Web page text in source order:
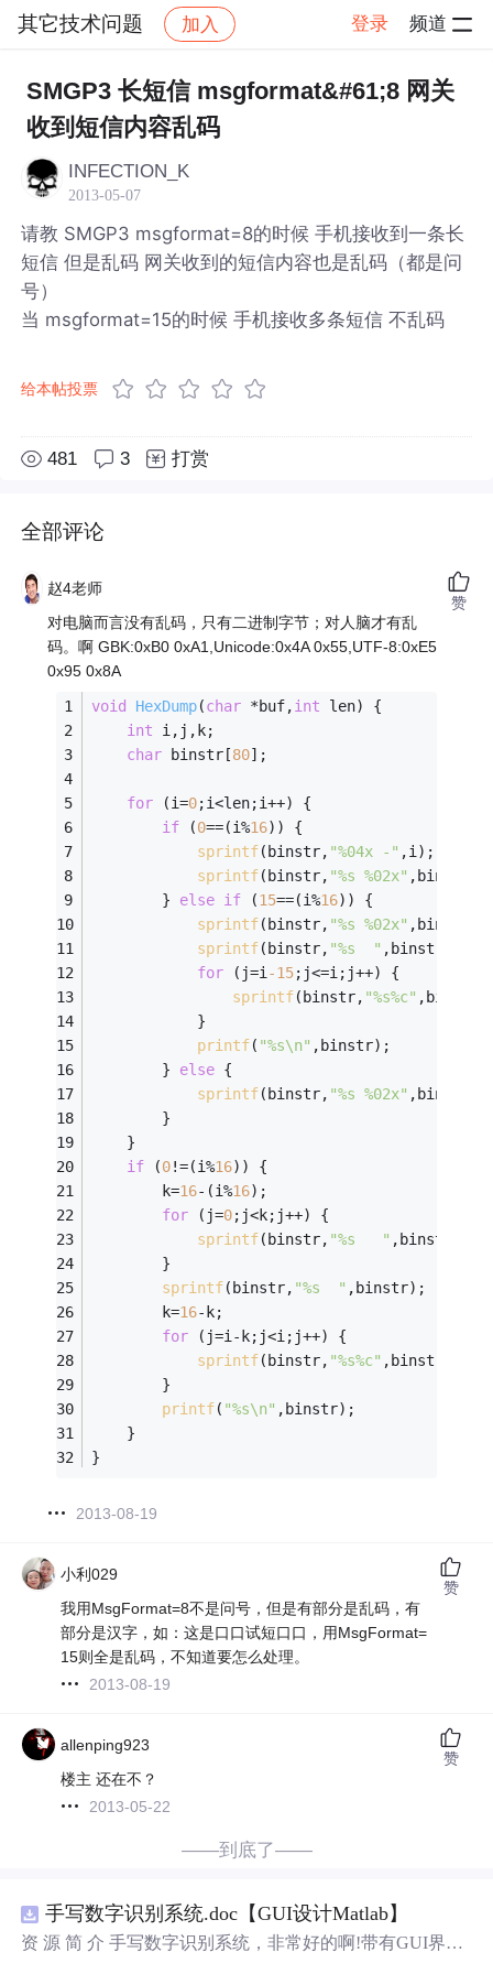
其它技术问题 加入 登录 频道
社区 其它技术问题 帖子详情
SMGP3 长短信 msgformat&#61;8 网关
收到短信内容乱码
INFECTION_K
2013-05-07
请教 SMGP3 msgformat=8的时候 手机接收到一条长
短信 但是乱码 网关收到的短信内容也是乱码（都是问
号）
当 msgformat=15的时候 手机接收多条短信 不乱码
给本帖投票
481 3 打赏
全部评论
赵4老师
对电脑而言没有乱码，只有二进制字节；对人脑才有乱
码。啊 GBK:0xB0 0xA1,Unicode:0x4A 0x55,UTF-8:0xE5
0x95 0x8A
void
HexDump(char *buf,int len)
{
int i,j,k;
char binstr[80];
for (i=0;i<len;i++) {
if (0==(i%16)) {
sprintf(binstr, "%04x -" ,i);
sprintf(binstr, "%s %02x" ,binstr,(
        }
else if (15==(i%16)) {
sprintf(binstr, "%s %02x" ,binstr,(
sprintf(binstr, "%s  " ,binstr);
for (j=i-15;j<=i;j++) {
sprintf(binstr, "%s%c"
            }
printf( "%s\n" ,binstr);
        }
else {
sprintf(binstr, "%s %02x" ,binstr,(
        }
    }
if (0!=(i%16)) {
        k=
16-(i%16);
for (j=0;j<k;j++) {
sprintf(binstr, "%s   " ,binstr);
        }
sprintf(binstr, "%s  " ,binstr);
        k=
16-k;
for (j=i-k;j<i;j++) {
sprintf(binstr, "%s%c" ,binstr,(
        }
printf( "%s\n" ,binstr);
    }
}
2013-08-19
赞
小利029
我用MsgFormat=8不是问号，但是有部分是乱码，有
部分是汉字，如：这是口口试短口口，用MsgFormat=
15则全是乱码，不知道要怎么处理。
2013-08-19
赞
allenping923
楼主 还在不？
2013-05-22
赞
——到底了——
手写数字识别系统.doc【GUI设计Matlab】
资 源 简 介 手写数字识别系统，非常好的啊!带有GUI界